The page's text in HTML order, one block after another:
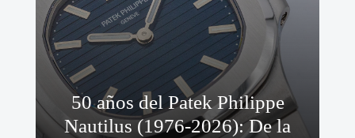
50 años del Patek Philippe
Nautilus (1976-2026): De la